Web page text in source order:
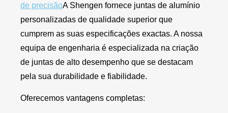
de precisãoA Shengen fornece juntas de alumínio
personalizadas de qualidade superior que
cumprem as suas especificações exactas. A nossa
equipa de engenharia é especializada na criação
de juntas de alto desempenho que se destacam
pela sua durabilidade e fiabilidade.
Oferecemos vantagens completas: